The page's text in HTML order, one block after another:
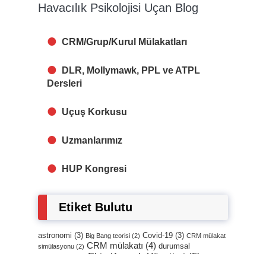
Havacılık Psikolojisi Uçan Blog
CRM/Grup/Kurul Mülakatları
DLR, Mollymawk, PPL ve ATPL
Dersleri
Uçuş Korkusu
Uzmanlarımız
HUP Kongresi
Etiket Bulutu
astronomi (3) Big Bang teorisi (2) Covid-19 (3) CRM mülakat
simülasyonu (2) CRM mülakatı (4) durumsal